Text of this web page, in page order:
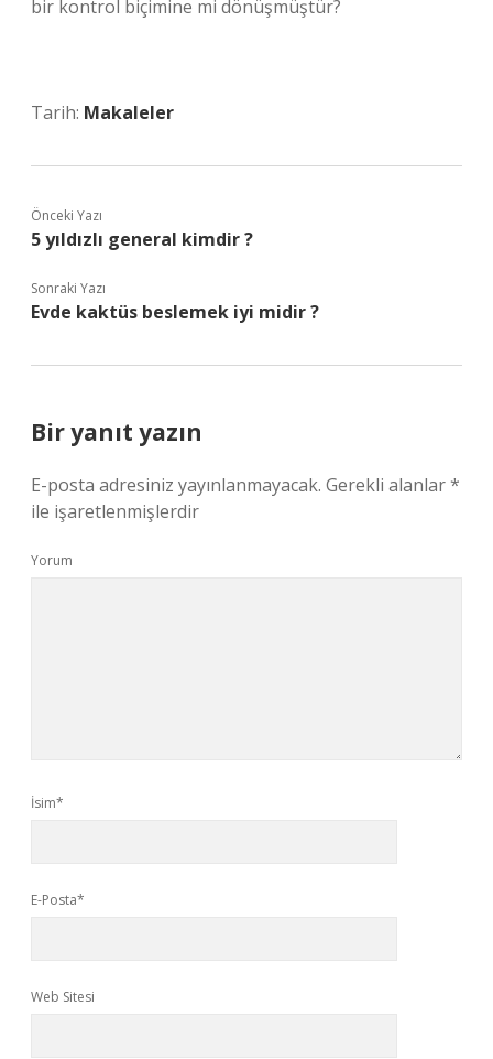
bir kontrol biçimine mi dönüşmüştür?
Tarih: Makaleler
Önceki Yazı
5 yıldızlı general kimdir ?
Sonraki Yazı
Evde kaktüs beslemek iyi midir ?
Bir yanıt yazın
E-posta adresiniz yayınlanmayacak. Gerekli alanlar*
ile işaretlenmişlerdir
Yorum
İsim*
E-Posta*
Web Sitesi